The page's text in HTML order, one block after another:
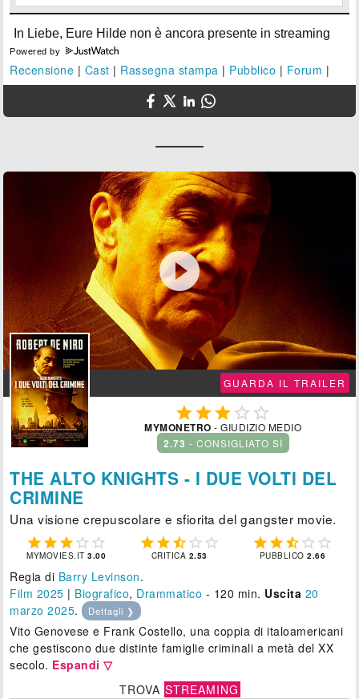
Powered by
Recensione | Cast | Rassegna stampa | Pubblico | Forum |

GUARDA IL TRAILER
  
MYMONETRO - GIUDIZIO MEDIO
2.73 - CONSIGLIATO SÌ
THE ALTO KNIGHTS - I DUE VOLTI DEL
CRIMINE
Una visione crepuscolare e sfiorita del gangster movie.
    
MYMOVIES.IT3.00
    
CRITICA 2.53
    
PUBBLICO2.66
Regia di Barry Levinson.
Film 2025 | Biografico, Drammatico - 120 min. Uscita 20
marzo 2025. Dettagli ❯
Vito Genovese e Frank Costello, una coppia di italoamericani
che gestiscono due distinte famiglie criminali a metà del XX
secolo. Espandi ▽
TROVA STREAMING